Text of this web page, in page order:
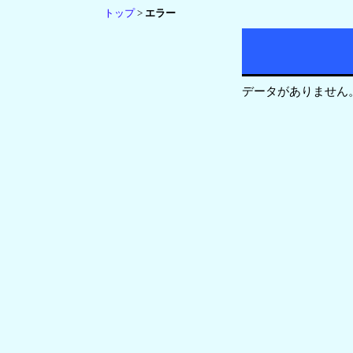
トップ> エラー
データがありません。